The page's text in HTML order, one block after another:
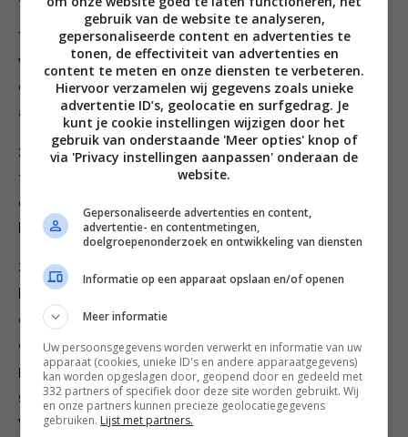
1. Meng de bloem met de gist en voeg vervoglens olie,
water en zout toe. Meng en kneed in ca. 5 mintuen tot
een soepe deeg. Laat ca. 45 minuten rijzen in een kom
afgedekt met een vochtige (warm water) doek.
2. Fruit de uien in een schetje olie. Breng op smaak me
tzout en peper en voeg wat basalmicoazijn toe. Neem
de pan van het vuur. Verwam de oven voor op de
hoogste stand.
3. Verdeel het deeg in 8 porties en duw deze plat tot
kleine pizza’s. Verdeel de sugo erover en bestrooi met
oregano. Verdeel de uien, partjes vijg en gorgonzola
over de pizza’s. Bestrooi met pijnboompitten en
pecorino en bak ze ca. 4 minuten of totdat ze bruin en
gaar zijn in de oven. Serveer met een eenvoudige rode
wijn.
gebruik van de website te analyseren,
gepersonaliseerde content en advertenties te
tonen, de effectiviteit van advertenties en
content te meten en onze diensten te verbeteren.
Hiervoor verzamelen wij gegevens zoals unieke
advertentie ID’s, geolocatie en surfgedrag. Je
kunt je cookie instellingen wijzigen door het
gebruik van onderstaande 'Meer opties' knop of
via 'Privacy instellingen aanpassen' onderaan de
website.
Gepersonaliseerde advertenties en content,
advertentie- en contentmetingen,
doelgroepenonderzoek en ontwikkeling van diensten
Informatie op een apparaat opslaan en/of openen
Meer informatie
Uw persoonsgegevens worden verwerkt en informatie van uw
apparaat (cookies, unieke ID's en andere apparaatgegevens)
kan worden opgeslagen door, geopend door en gedeeld met
332 partners of specifiek door deze site worden gebruikt. Wij
en onze partners kunnen precieze geolocatiegegevens
gebruiken. Lijst met partners.